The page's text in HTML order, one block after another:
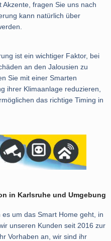
fragen Sie uns nach
kann natürlich über
ist ein wichtiger Faktor, bei
an den Jalousien zu
Sie mit einer Smarten
ihrer Klimaanlage reduzieren,
das richtige Timing in
in Karlsruhe und Umgebung
um das Smart Home geht, in
unseren Kunden seit 2016 zur
Vorhaben an, wir sind ihr